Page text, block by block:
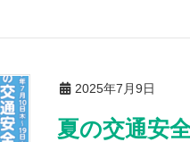
2025年7月9日
夏の交通